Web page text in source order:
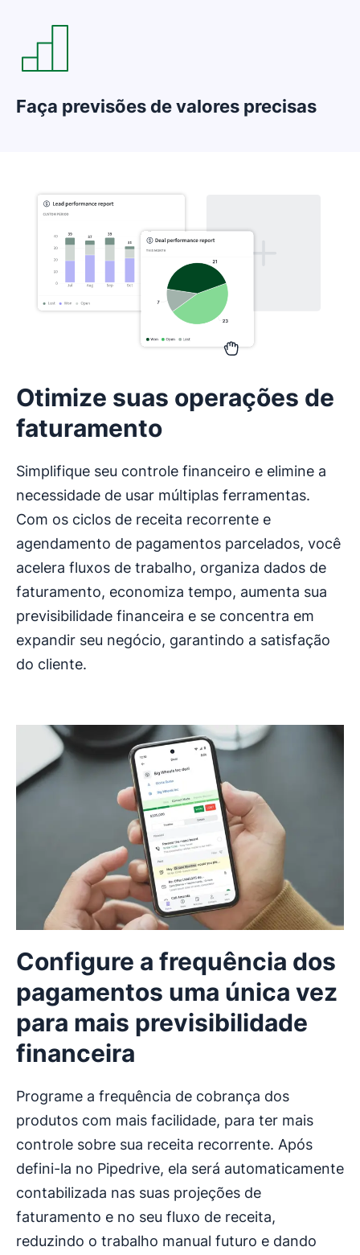
Faça previsões de valores precisas
Otimize suas operações de
faturamento
Simplifique seu controle financeiro e elimine a
necessidade de usar múltiplas ferramentas.
Com os ciclos de receita recorrente e
agendamento de pagamentos parcelados, você
acelera fluxos de trabalho, organiza dados de
faturamento, economiza tempo, aumenta sua
previsibilidade financeira e se concentra em
expandir seu negócio, garantindo a satisfação
do cliente.
Configure a frequência dos
pagamentos uma única vez
para mais previsibilidade
financeira
Programe a frequência de cobrança dos
produtos com mais facilidade, para ter mais
controle sobre sua receita recorrente. Após
defini-la no Pipedrive, ela será automaticamente
contabilizada nas suas projeções de
faturamento e no seu fluxo de receita,
reduzindo o trabalho manual futuro e dando